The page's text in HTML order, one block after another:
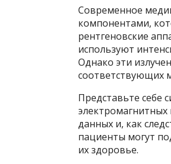
Современное
компонентами,
рентгеновские
используют
Однако эти
соответствующих
Представьте себе
данных и, как
пациенты могут
их здоровье.